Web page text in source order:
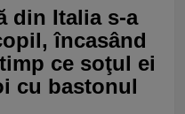
din Italia s-a
încasând
ce soţul ei
cu bastonul